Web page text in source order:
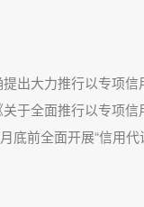
出大力推行以专项信
于全面推行以专项信
底前全面开展“信用代